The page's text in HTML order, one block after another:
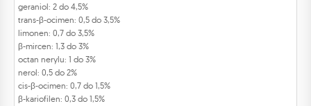
geraniol: 2 do 4,5%
trans-β-ocimen: 0,5 do 3,5%
limonen: 0,7 do 3,5%
β-mircen: 1,3 do 3%
octan nerylu: 1 do 3%
nerol: 0,5 do 2%
cis-β-ocimen: 0,7 do 1,5%
β-kariofilen: 0,3 do 1,5%